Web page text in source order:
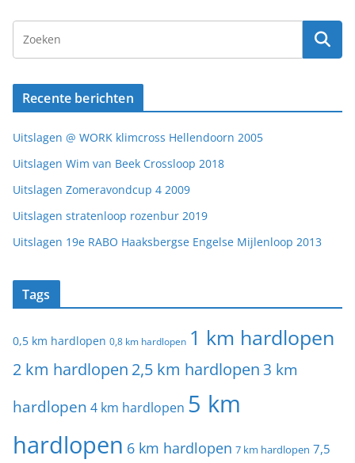
Recente berichten
Uitslagen @ WORK klimcross Hellendoorn 2005
Uitslagen Wim van Beek Crossloop 2018
Uitslagen Zomeravondcup 4 2009
Uitslagen stratenloop rozenbur 2019
Uitslagen 19e RABO Haaksbergse Engelse Mijlenloop 2013
Tags
0,5 km hardlopen 0,8 km hardlopen 1 km hardlopen
2 km hardlopen 2,5 km hardlopen 3 km
hardlopen 4 km hardlopen 5 km
hardlopen 6 km hardlopen 7 km hardlopen 7,5